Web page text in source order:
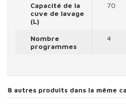
Capacité de la
cuve de lavage
(L)
70
Nombre
programmes
4
8 autres produits dans la même